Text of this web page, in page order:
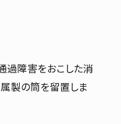
過障害をおこした消
製の筒を留置しま